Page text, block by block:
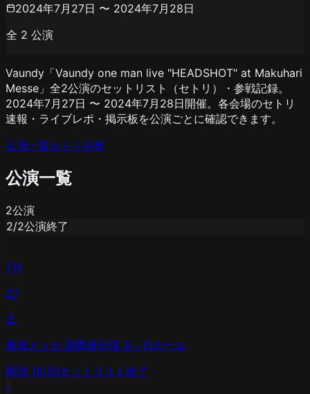
2024年7月27日 〜 2024年7月28日
全 2 公演
Vaundy「Vaundy one man live "HEADSHOT" at Makuhari
Messe」全2公演のセットリスト（セトリ）・参戦記録。
2024年7月27日 〜 2024年7月28日開催。各会場のセトリ
速報・ライブレポ・掲示板を公演ごとに確認できます。
公演一覧セトリ分析
公演一覧
2公演
2/2公演終了
7月
27
土
幕張メッセ 国際展示場 9～10ホール
開演 18:30セットリスト 終了
›